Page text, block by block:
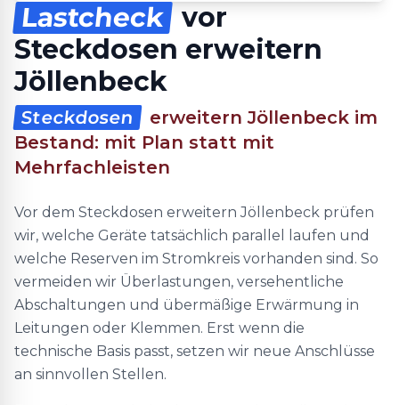
Lastcheck vor
Steckdosen erweitern
Jöllenbeck
Steckdosen
erweitern Jöllenbeck im
Bestand: mit Plan statt mit
Mehrfachleisten
Vor dem Steckdosen erweitern Jöllenbeck prüfen
wir, welche Geräte tatsächlich parallel laufen und
welche Reserven im Stromkreis vorhanden sind. So
vermeiden wir Überlastungen, versehentliche
Abschaltungen und übermäßige Erwärmung in
Leitungen oder Klemmen. Erst wenn die
technische Basis passt, setzen wir neue Anschlüsse
an sinnvollen Stellen.